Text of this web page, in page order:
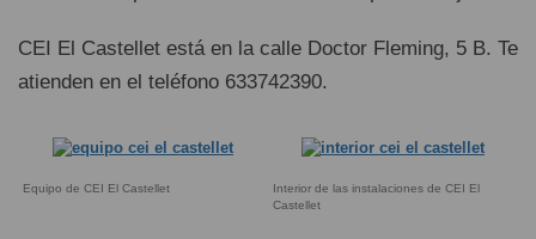
CEI El Castellet está en la calle Doctor Fleming, 5 B. Te
atienden en el teléfono 633742390.
Equipo de CEI El Castellet
Interior de las instalaciones de CEI El
Castellet